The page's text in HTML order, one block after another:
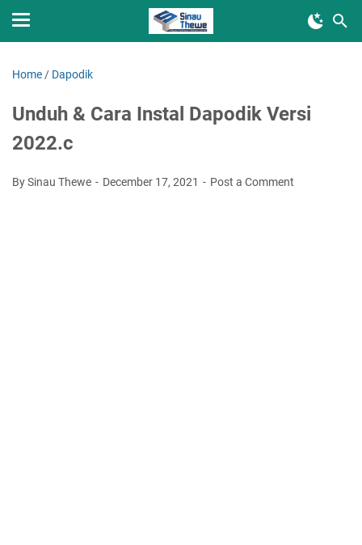
Home / Dapodik
Unduh & Cara Instal Dapodik Versi
2022.c
By Sinau Thewe December 17, 2021 Post a Comment